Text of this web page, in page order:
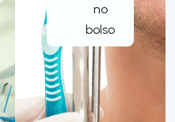
no
bolso